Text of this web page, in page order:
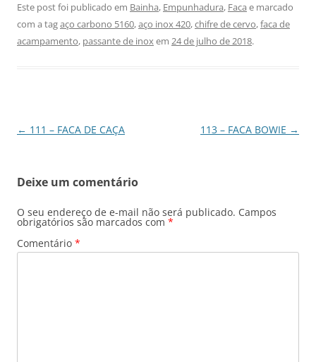
Este post foi publicado em Bainha, Empunhadura, Faca e marcado
com a tagaço carbono 5160,aço inox 420,chifre de cervo,faca de
acampamento, passante de inoxem 24 de julho de 2018.
Navegação
← 111 – FACA DE CAÇA 113 – FACA BOWIE →
Deixe um comentário
O seu endereço de e-mail não será publicado. Campos
obrigatórios são marcados com *
Comentário *